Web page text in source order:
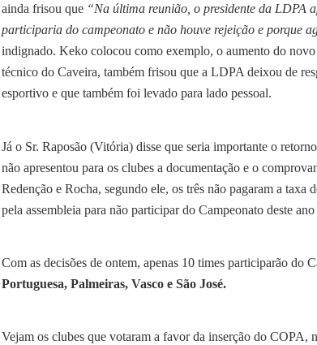
ainda frisou que “Na última reunião, o presidente da LDPA
participaria do campeonato e não houve rejeição e porque
indignado. Keko colocou como exemplo, o aumento do
técnico do Caveira, também frisou que a LDPA deixou de
esportivo e que também foi levado para lado pessoal.
Já o Sr. Raposão (Vitória) disse que seria importante o
não apresentou para os clubes a documentação e o
Redenção e Rocha, segundo ele, os três não pagaram a
pela assembleia para não participar do Campeonato deste
Com as decisões de ontem, apenas 10 times participarão do
Portuguesa, Palmeiras, Vasco e São José.
Vejam os clubes que votaram a favor da inserção do